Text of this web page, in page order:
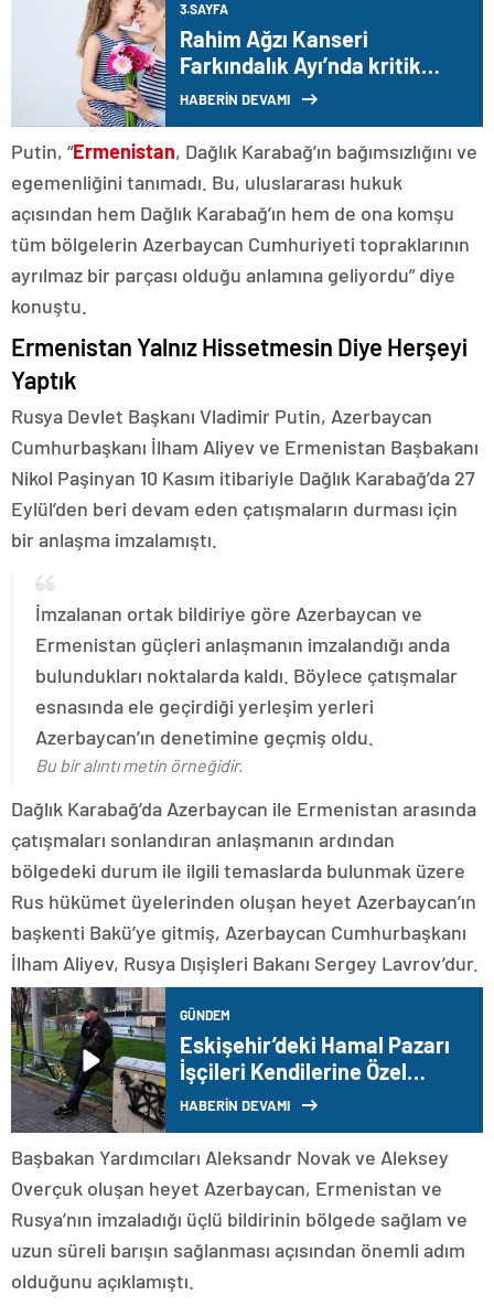
3.SAYFA
Rahim Ağzı Kanseri
Farkındalık Ayı’nda kritik
uyarı: Erkek çocukların
HABERİN DEVAMI
Putin, “Ermenistan, Dağlık Karabağ’ın bağımsızlığını ve
egemenliğini tanımadı. Bu, uluslararası hukuk
açısından hem Dağlık Karabağ’ın hem de ona komşu
tüm bölgelerin Azerbaycan Cumhuriyeti topraklarının
ayrılmaz bir parçası olduğu anlamına geliyordu” diye
konuştu.
Ermenistan Yalnız Hissetmesin Diye Herşeyi
Yaptık
Rusya Devlet Başkanı Vladimir Putin, Azerbaycan
Cumhurbaşkanı İlham Aliyev ve Ermenistan Başbakanı
Nikol Paşinyan 10 Kasım itibariyle Dağlık Karabağ’da 27
Eylül’den beri devam eden çatışmaların durması için
bir anlaşma imzalamıştı.
İmzalanan ortak bildiriye göre Azerbaycan ve
Ermenistan güçleri anlaşmanın imzalandığı anda
bulundukları noktalarda kaldı. Böylece çatışmalar
esnasında ele geçirdiği yerleşim yerleri
Azerbaycan’ın denetimine geçmiş oldu.
Bu bir alıntı metin örneğidir.
Dağlık Karabağ’da Azerbaycan ile Ermenistan arasında
çatışmaları sonlandıran anlaşmanın ardından
bölgedeki durum ile ilgili temaslarda bulunmak üzere
Rus hükümet üyelerinden oluşan heyet Azerbaycan’ın
başkenti Bakü’ye gitmiş, Azerbaycan Cumhurbaşkanı
İlham Aliyev, Rusya Dışişleri Bakanı Sergey Lavrov’dur.
GÜNDEM
Eskişehir’deki Hamal Pazarı
İşçileri Kendilerine Özel
Kıraathane İstiyor
HABERİN DEVAMI
Başbakan Yardımcıları Aleksandr Novak ve Aleksey
Overçuk oluşan heyet Azerbaycan, Ermenistan ve
Rusya’nın imzaladığı üçlü bildirinin bölgede sağlam ve
uzun süreli barışın sağlanması açısından önemli adım
olduğunu açıklamıştı.